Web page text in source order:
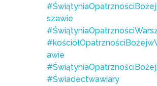
szawie
awie
#Świadectwawiary